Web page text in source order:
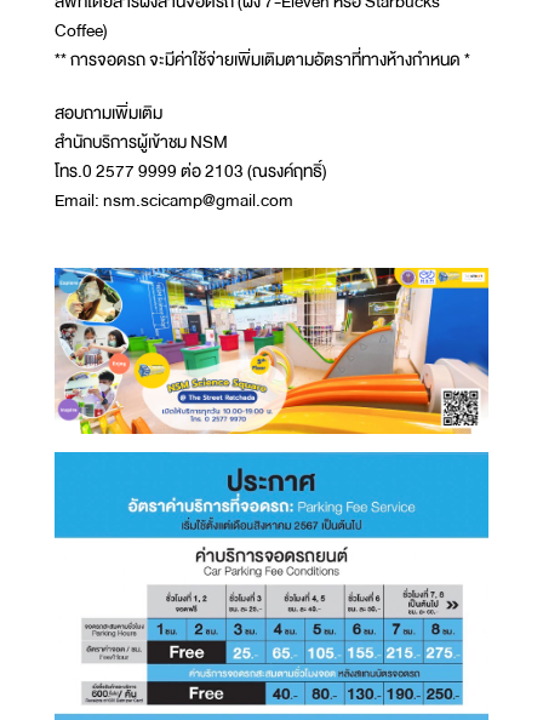
Coffee)
** การจอดรถ จะมีค่าใช้จ่ายเพิ่มเติมตามอัตราที่ทางห้างกำหนด *
สอบถามเพิ่มเติม
สำนักบริการผู้เข้าชม NSM
โทร.0 2577 9999 ต่อ 2103 (ณรงค์ฤทธิ์)
Email: nsm.scicamp@gmail.com